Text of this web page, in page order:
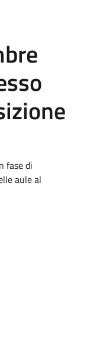
fase di
aule al